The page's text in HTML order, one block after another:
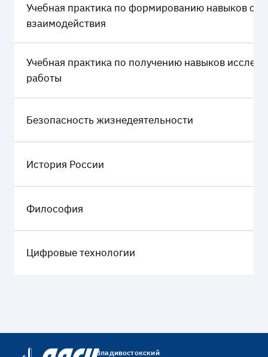
Учебная практика по формированию навыков
взаимодействия
Учебная практика по получению навыков
работы
Безопасность жизнедеятельности
История России
Философия
Цифровые технологии
Владивостокский